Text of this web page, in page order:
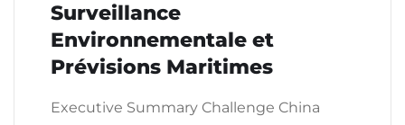
Surveillance
Environnementale et
Prévisions Maritimes
Executive Summary Challenge China